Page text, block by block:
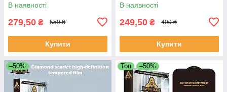
В наявності
279,50 ₴ 559 ₴
Купити
В наявності
249,50 ₴ 499 ₴
Купити
–50% Топ –50%